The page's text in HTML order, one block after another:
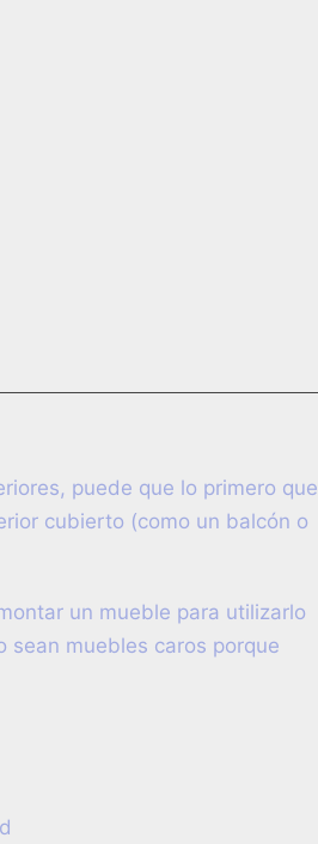
puede que lo primero que
cubierto (como un balcón o
un mueble para utilizarlo
sean muebles caros porque